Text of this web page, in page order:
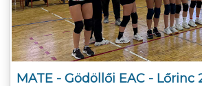
MATE - Gödöllői EAC - Lőrinc